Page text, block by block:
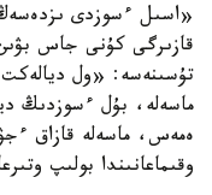
«اسىل ءسوزدى
قازىرگى كۇنى جاس
تۇسىنەسە: «ول
ماسەلە، بۇل ءسوزدىڭ
ەمەس، ماسەلە قازاق
وقىماعانىندا بولىپ